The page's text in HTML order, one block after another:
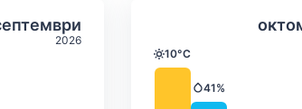
2026
температура и
Избери септемвриСредна
Температура
10°C
Валежи
41%